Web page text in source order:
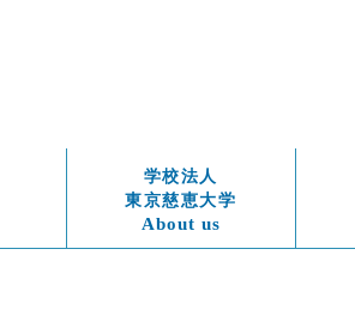
学校法人
東京慈恵大学
About us